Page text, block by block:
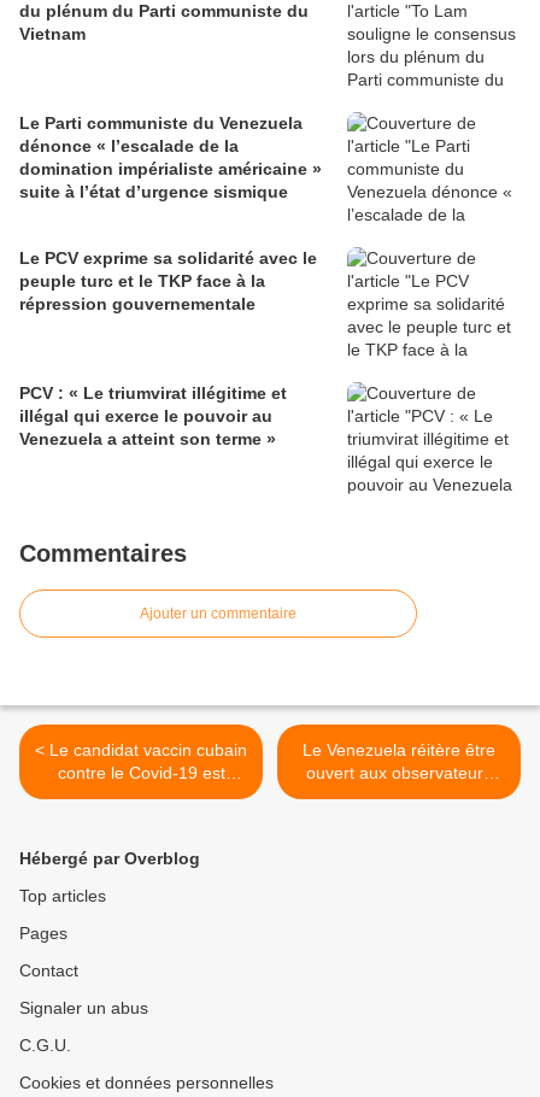
du plénum du Parti communiste du
Vietnam
Le Parti communiste du Venezuela
dénonce « l’escalade de la
domination impérialiste américaine »
suite à l’état d’urgence sismique
Le PCV exprime sa solidarité avec le
peuple turc et le TKP face à la
répression gouvernementale
PCV : « Le triumvirat illégitime et
illégal qui exerce le pouvoir au
Venezuela a atteint son terme »
Commentaires
Ajouter un commentaire
< Le candidat vaccin cubain
contre le Covid-19 est
présenté officiellement
Le Venezuela réitère être
ouvert aux observateurs
électoraux internationaux >
Hébergé par Overblog
Top articles
Pages
Contact
Signaler un abus
C.G.U.
Cookies et données personnelles